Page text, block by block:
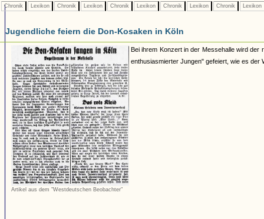
Chronik Lexikon Chronik Lexikon Chronik Lexikon Chronik Lexikon Chronik Lexikon
Jugendliche feiern die Don-Kosaken in Köln
Artikel aus dem "Westdeutschen Beobachter"
Bei ihrem Konzert in der Messehalle wird
enthusiasmierter Jungen" gefeiert, wie es der